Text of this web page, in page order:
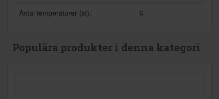
Antal temperaturer (st):
6
Populära produkter i denna kategori